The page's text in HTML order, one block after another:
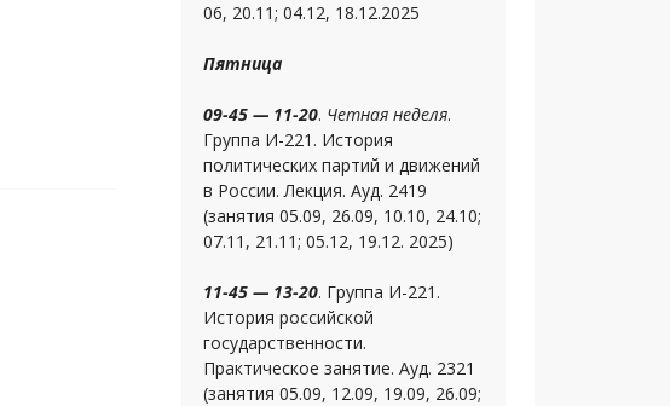
06, 20.11; 04.12, 18.12.2025
Пятница
09-45 — 11-20. Четная неделя.
Группа И-221. История
политических партий и движений
в России. Лекция. Ауд. 2419
(занятия 05.09, 26.09, 10.10, 24.10;
07.11, 21.11; 05.12, 19.12. 2025)
11-45 — 13-20. Группа И-221.
История российской
государственности.
Практическое занятие. Ауд. 2321
(занятия 05.09, 12.09, 19.09, 26.09;